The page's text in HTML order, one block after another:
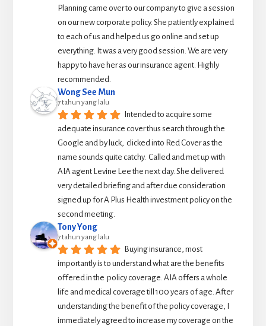
Planning came over to our company to give a session
on our new corporate policy. She patiently explained
to each of us and helped us go online and set up
everything. It was a very good session. We are very
happy to have her as our insurance agent. Highly
recommended.
Wong See Mun
7 tahun yang lalu
Intended to acquire some
adequate insurance cover thus search through the
Google and by luck,  clicked into Red Cover as the
name sounds quite catchy.  Called and met up with
AIA agent Levine Lee the next day. She delivered
very detailed briefing and after due consideration
signed up for A Plus Health investment policy on the
second meeting.
Tony Yong
7 tahun yang lalu
Buying insurance, most
importantly is to understand what are the benefits
offered in the  policy coverage. AIA offers a whole
life and medical coverage till 100 years of age. After
understanding the benefit of the policy coverage, I
immediately agreed to increase my coverage on the